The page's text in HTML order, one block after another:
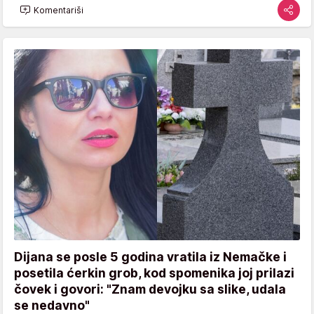
Komentariši
Dijana se posle 5 godina vratila iz Nemačke i
posetila ćerkin grob, kod spomenika joj prilazi
čovek i govori: "Znam devojku sa slike, udala
se nedavno"